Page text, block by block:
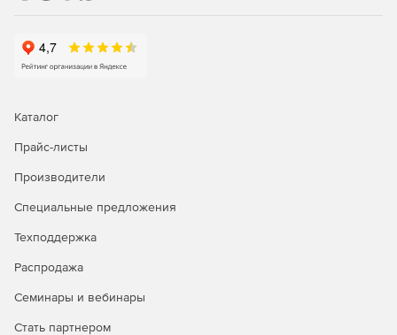
доступностью (PDF/UA). Интеллектуальная оценка
качества текстового слоя в документах, созданных из
форматы.
(Remote User) позволяет организациям использовать
виртуализации рабочего стола и приложений
XenApp, Citrix Virtual Apps and Desktops). Доступ к
программе получают именованные пользователи.
параметров Content Reader PDF 15 для развертывания
Каталог
Прайс-листы
Производители
Специальные предложения
Техподдержка
Распродажа
Семинары и вебинары
Стать партнером